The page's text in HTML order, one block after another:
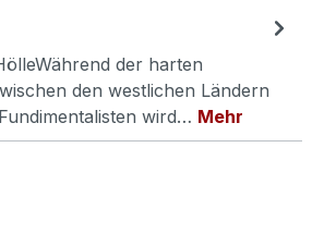
der harten
den westlichen Ländern
wird… Mehr